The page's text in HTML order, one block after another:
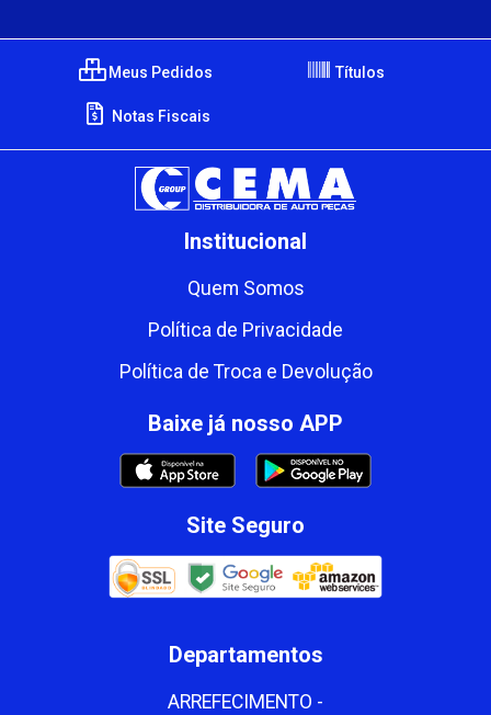
Meus Pedidos Títulos
Notas Fiscais
Institucional
Quem Somos
Política de Privacidade
Política de Troca e Devolução
Baixe já nosso APP
Site Seguro
Departamentos
ARREFECIMENTO -